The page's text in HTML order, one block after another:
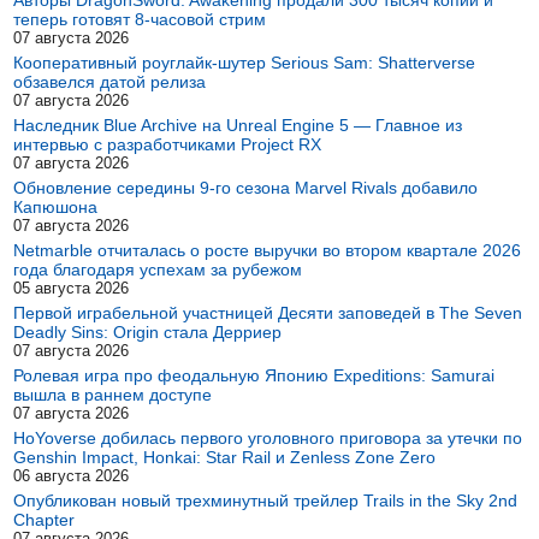
теперь готовят 8-часовой стрим
07 августа 2026
Кооперативный роуглайк-шутер Serious Sam: Shatterverse
обзавелся датой релиза
07 августа 2026
Наследник Blue Archive на Unreal Engine 5 — Главное из
интервью с разработчиками Project RX
07 августа 2026
Обновление середины 9-го сезона Marvel Rivals добавило
Капюшона
07 августа 2026
Netmarble отчиталась о росте выручки во втором квартале 2026
года благодаря успехам за рубежом
05 августа 2026
Первой играбельной участницей Десяти заповедей в The Seven
Deadly Sins: Origin стала Дерриер
07 августа 2026
Ролевая игра про феодальную Японию Expeditions: Samurai
вышла в раннем доступе
07 августа 2026
HoYoverse добилась первого уголовного приговора за утечки по
Genshin Impact, Honkai: Star Rail и Zenless Zone Zero
06 августа 2026
Опубликован новый трехминутный трейлер Trails in the Sky 2nd
Chapter